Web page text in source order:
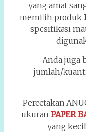
yang amat
memilih produk
spesifikasi
Anda juga
jumlah/
Percetakan
ukuran PAPER
yang